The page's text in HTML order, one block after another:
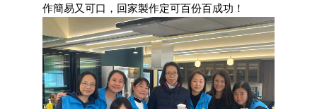
作簡易又可口，回家製作定可百份百成功！